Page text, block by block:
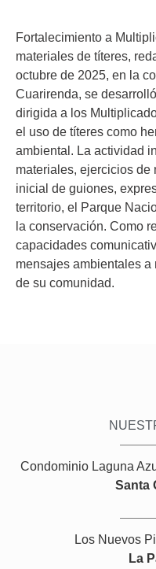
Fortalecimiento a
materiales de títeres,
octubre de 2025, en la
Cuarirenda, se
dirigida a los
el uso de títeres como
ambiental. La actividad
materiales, ejercicios de
inicial de guiones,
territorio, el Parque
la conservación. Como
capacidades
mensajes ambientales
de su comunidad.
Condominio Laguna
Santa
Los Nuevos
La